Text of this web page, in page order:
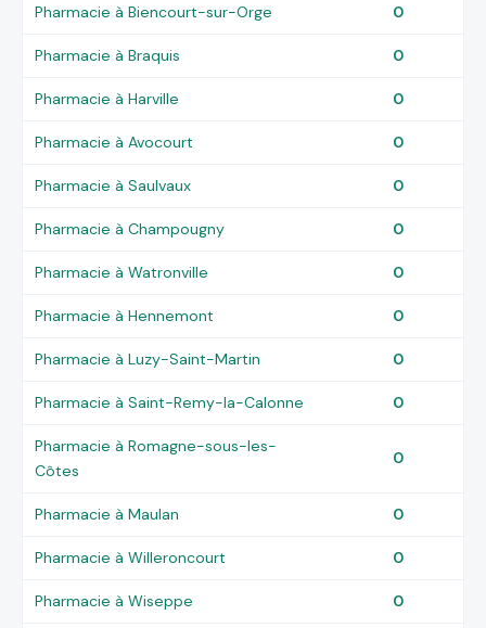
Pharmacie à Biencourt-sur-Orge 0
Pharmacie à Braquis 0
Pharmacie à Harville 0
Pharmacie à Avocourt 0
Pharmacie à Saulvaux 0
Pharmacie à Champougny 0
Pharmacie à Watronville 0
Pharmacie à Hennemont 0
Pharmacie à Luzy-Saint-Martin 0
Pharmacie à Saint-Remy-la-Calonne 0
Pharmacie à Romagne-sous-les-
Côtes
0
Pharmacie à Maulan 0
Pharmacie à Willeroncourt 0
Pharmacie à Wiseppe 0